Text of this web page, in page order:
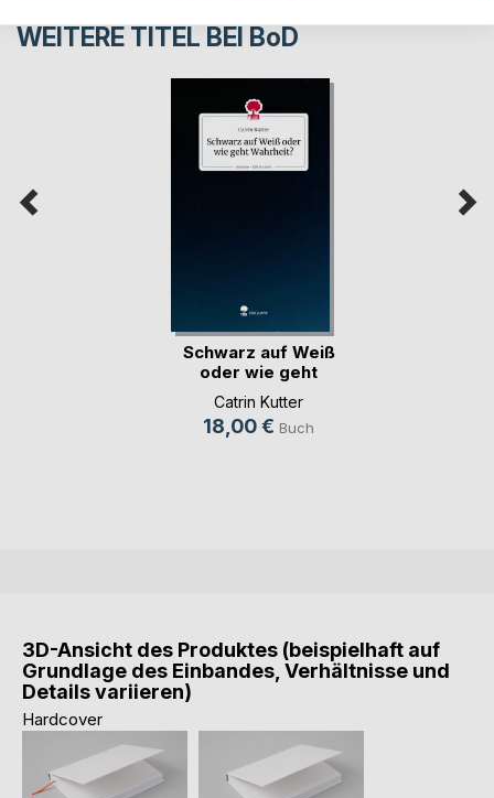
WEITERE TITEL BEI BoD
Schwarz auf Weiß
oder wie geht
Wah(...)
Catrin Kutter
18,00 € Buch
3D-Ansicht des Produktes (beispielhaft auf
Grundlage des Einbandes, Verhältnisse und
Details variieren)
Hardcover